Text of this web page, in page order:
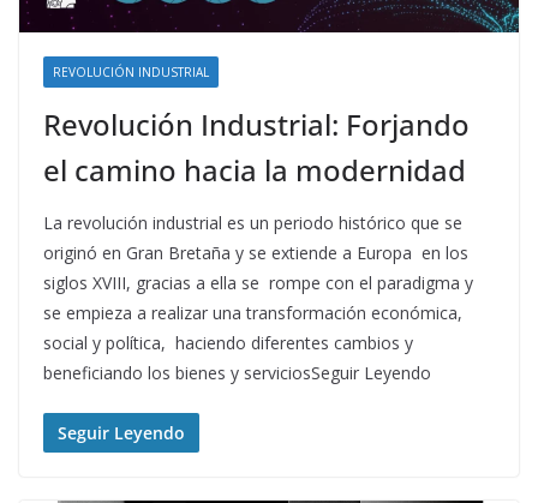
REVOLUCIÓN INDUSTRIAL
Revolución Industrial: Forjando
el camino hacia la modernidad
La revolución industrial es un periodo histórico que se
originó en Gran Bretaña y se extiende a Europa en los
siglos XVIII, gracias a ella se rompe con el paradigma y
se empieza a realizar una transformación económica,
social y política, haciendo diferentes cambios y
beneficiando los bienes y serviciosSeguir Leyendo
Seguir Leyendo